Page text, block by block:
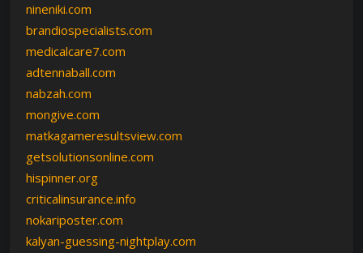
nineniki.com
brandiospecialists.com
medicalcare7.com
adtennaball.com
nabzah.com
mongive.com
matkagameresultsview.com
getsolutionsonline.com
hispinner.org
criticalinsurance.info
nokariposter.com
kalyan-guessing-nightplay.com